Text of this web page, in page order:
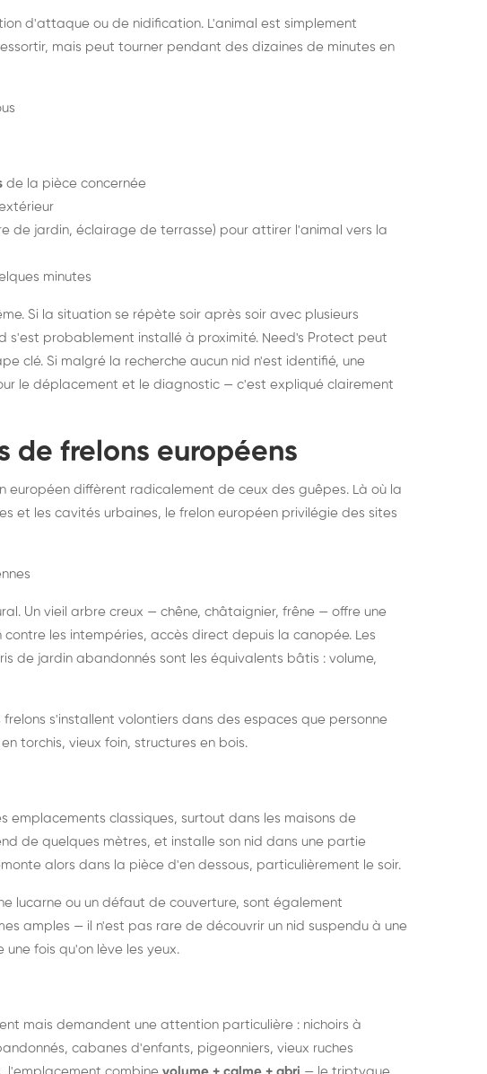
d'attaque ou de nidification. L'animal est simplement
mais peut tourner pendant des dizaines de minutes en
de la pièce concernée
de jardin, éclairage de terrasse) pour attirer l'animal vers la
minutes
Si la situation se répète soir après soir avec plusieurs
s'est probablement installé à proximité. Need's Protect peut
clé. Si malgré la recherche aucun nid n'est identifié, une
le déplacement et le diagnostic — c'est expliqué clairement
de frelons européens
européen diffèrent radicalement de ceux des guêpes. Là où la
et les cavités urbaines, le frelon européen privilégie des sites
Un vieil arbre creux — chêne, châtaignier, frêne — offre une
les intempéries, accès direct depuis la canopée. Les
de jardin abandonnés sont les équivalents bâtis : volume,
s'installent volontiers dans des espaces que personne
torchis, vieux foin, structures en bois.
emplacements classiques, surtout dans les maisons de
de quelques mètres, et installe son nid dans une partie
alors dans la pièce d'en dessous, particulièrement le soir.
lucarne ou un défaut de couverture, sont également
amples — il n'est pas rare de découvrir un nid suspendu à une
fois qu'on lève les yeux.
mais demandent une attention particulière : nichoirs à
cabanes d'enfants, pigeonniers, vieux ruches